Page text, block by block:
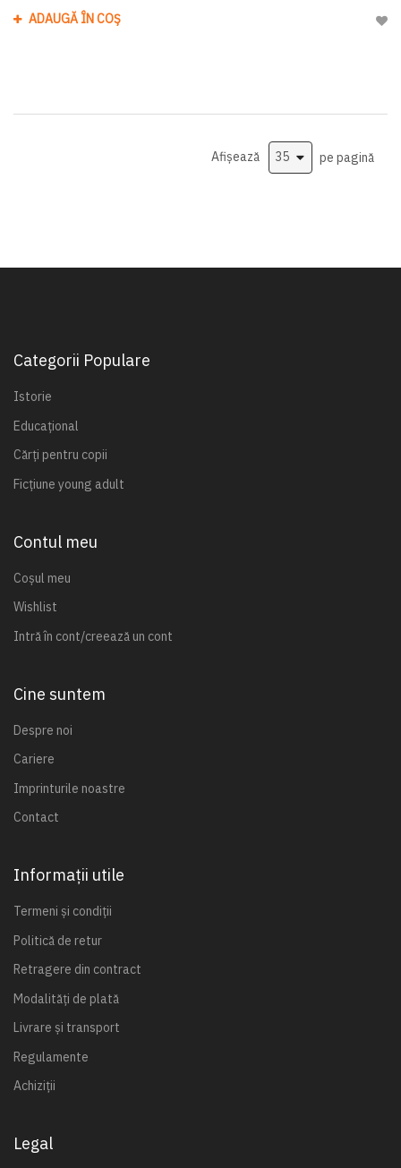
ADAUGĂ ÎN COȘ
Afișează pe pagină
Categorii Populare
Istorie
Educațional
Cărți pentru copii
Ficțiune young adult
Contul meu
Coșul meu
Wishlist
Intră în cont/creează un cont
Cine suntem
Despre noi
Cariere
Imprinturile noastre
Contact
Informații utile
Termeni și condiții
Politică de retur
Retragere din contract
Modalități de plată
Livrare și transport
Regulamente
Achiziții
Legal